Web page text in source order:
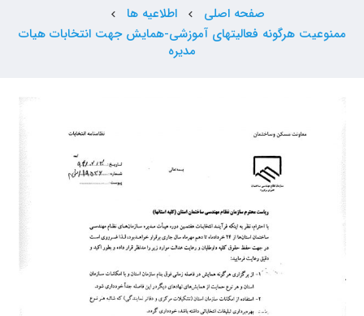
صفحه اصلی chevron_left اطلاعیه ها chevron_left
ممنوعیت هرگونه فعالیتهای آموزشی-همایش جهت انتخابات هیات
مدیره